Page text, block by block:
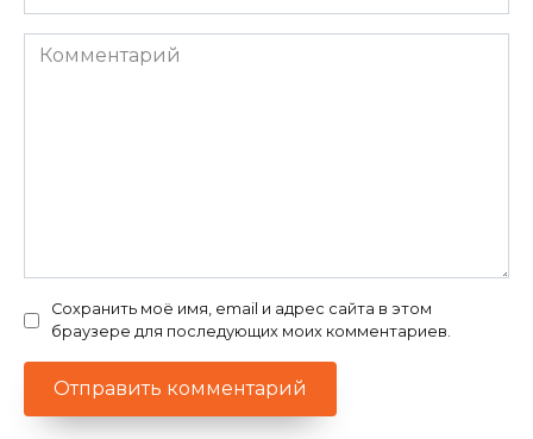
Комментарий
Сохранить моё имя, email и адрес сайта в этом
браузере для последующих моих комментариев.